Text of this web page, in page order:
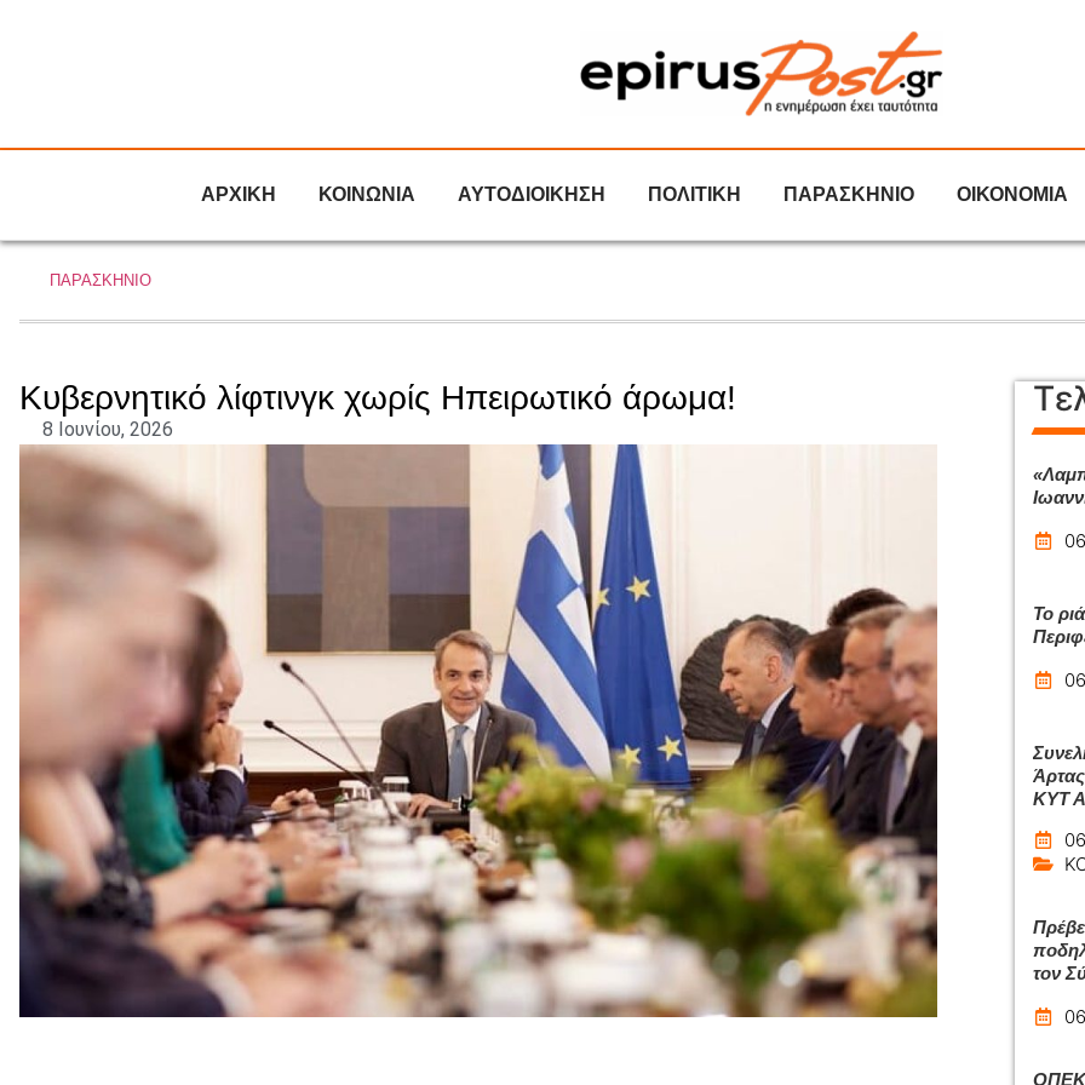
ΑΡΧΙΚΗ ΚΟΙΝΩΝΙΑ ΑΥΤΟΔΙΟΙΚΗΣΗ ΠΟΛΙΤΙΚΗ ΠΑΡΑΣΚΗΝΙΟ ΟΙΚΟΝΟΜΙΑ
ΠΑΡΑΣΚΗΝΙΟ
Κυβερνητικό λίφτινγκ χωρίς Ηπειρωτικό άρωμα!
8 Ιουνίου, 2026
Το
ΚΥΤ
τον